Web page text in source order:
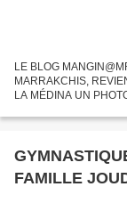
LE BLOG
MARRAKCHIS,
LA MÉDINA UN
des photos aériennes...
FAMILLE